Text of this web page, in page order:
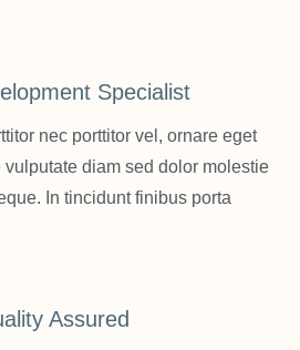
Specialist
nec porttitor vel, ornare eget
diam sed dolor molestie
In tincidunt finibus porta
Assured